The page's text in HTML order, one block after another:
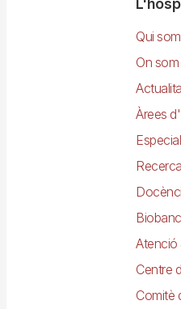
Navegació
Qui som
On som
Àrees
Recerca
Biobanc
Atenció
Centre
Comitè